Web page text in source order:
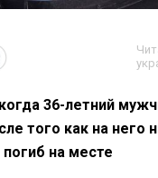
36-летний
того как на него
на месте